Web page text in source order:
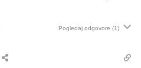
Pogledaj odgovore (1)